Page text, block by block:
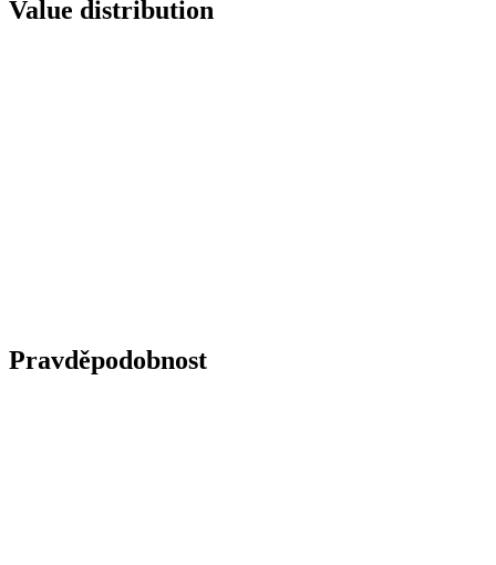
Value distribution
Pravděpodobnost